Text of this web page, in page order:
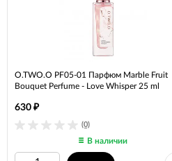
O.TWO.O PF05-01 Парфюм Marble Fruit
Bouquet Perfume - Love Whisper 25 ml
(0)
630 ₽
В наличии